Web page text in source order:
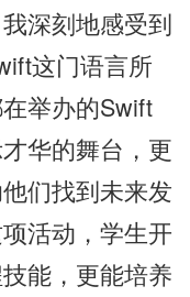
深刻地感受到
这门语言所
举办的Swift
华的舞台，更
们找到未来发
活动，学生开
能，更能培养